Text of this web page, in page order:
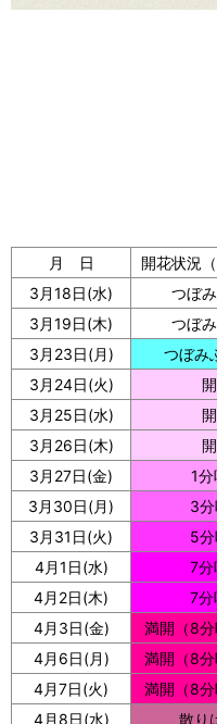
月 日 開花状況（
3月18日(水)
つぼ
3月19日(木)
つぼ
3月23日(月)
つぼみ
3月24日(火)
3月25日(水)
3月26日(木)
3月27日(金)
1分
3月30日(月)
3分
3月31日(火)
5分
4月1日(水)
7分
4月2日(木)
7分
4月3日(金)
満開（8分
4月6日(月)
満開（8分
4月7日(火)
満開（8分
4月8日(水)
散り